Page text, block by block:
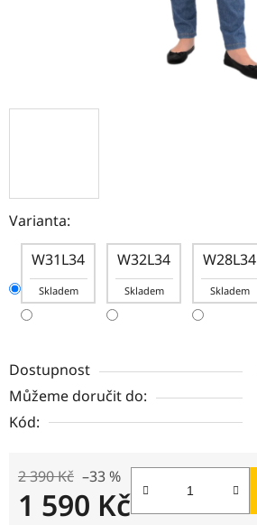
Varianta:
W31L34
Skladem
W32L34
Skladem
W28L34
Skladem
Dostupnost
Můžeme doručit do:
Kód:
2 390 Kč –33 %
1 590 Kč